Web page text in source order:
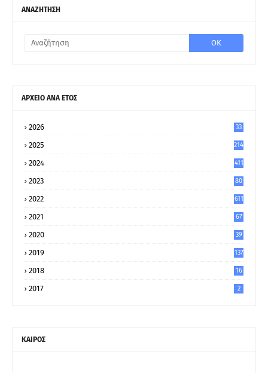
ΑΝΑΖΗΤΗΣΗ
ΑΡΧΕΙΟ ΑΝΑ ΕΤΟΣ
2026 33
2025 214
2024 411
2023
80
2022 611
2021
67
2020
39
2019 137
2018 16
2017 2
ΚΑΙΡΟΣ